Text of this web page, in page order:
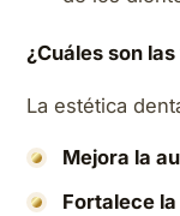
¿Cuáles son
La estética
Mejora la
Fortalece